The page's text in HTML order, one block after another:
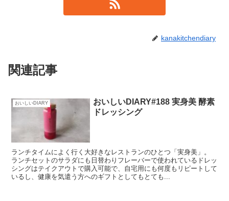
kanakitchendiary
関連記事
おいしいDIARY
おいしいDIARY#188 実身美 酵素
ドレッシング
ランチタイムによく行く大好きなレストランのひとつ「実身美」。
ランチセットのサラダにも日替わりフレーバーで使われているドレッ
シングはテイクアウトで購入可能で、自宅用にも何度もリピートして
いるし、健康を気遣う方へのギフトとしてもとても...